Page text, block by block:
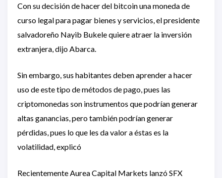
Con su decisión de hacer del bitcoin una moneda de
curso legal para pagar bienes y servicios, el presidente
salvadoreño Nayib Bukele quiere atraer la inversión
extranjera, dijo Abarca.
Sin embargo, sus habitantes deben aprender a hacer
uso de este tipo de métodos de pago, pues las
criptomonedas son instrumentos que podrían generar
altas ganancias, pero también podrían generar
pérdidas, pues lo que les da valor a éstas es la
volatilidad, explicó
Recientemente Aurea Capital Markets lanzó SFX